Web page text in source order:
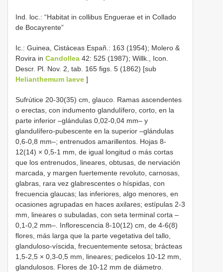
Ind. loc.: “Habitat in collibus Enguerae et in Collado
de Bocayrente”
Ic.: Guinea, Cistáceas Españ.: 163 (1954); Molero &
Rovira in Candollea 42: 525 (1987); Willk., Icon.
Descr. Pl. Nov. 2, tab. 165 figs. 5 (1862) [sub
Helianthemum laeve ]
Sufrútice 20-30(35) cm, glauco. Ramas ascendentes
o erectas, con indumento glandulífero, corto, en la
parte inferior –glándulas 0,02-0,04 mm– y
glandulífero-pubescente en la superior –glándulas
0,6-0,8 mm–; entrenudos amarillentos. Hojas 8-
12(14) × 0,5-1 mm, de igual longitud o más cortas
que los entrenudos, lineares, obtusas, de nerviación
marcada, y margen fuertemente revoluto, carnosas,
glabras, rara vez glabrescentes o híspidas, con
frecuencia glaucas; las inferiores, algo menores, en
ocasiones agrupadas en haces axilares; estípulas 2-3
mm, lineares o subuladas, con seta terminal corta –
0,1-0,2 mm–. Inflorescencia 8-10(12) cm, de 4-6(8)
flores, más larga que la parte vegetativa del tallo,
glanduloso-víscida, frecuentemente setosa; brácteas
1,5-2,5 × 0,3-0,5 mm, lineares; pedicelos 10-12 mm,
glandulosos. Flores de 10-12 mm de diámetro.